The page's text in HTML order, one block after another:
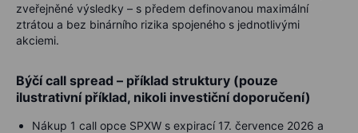
zveřejněné výsledky – s předem definovanou maximální
ztrátou a bez binárního rizika spojeného s jednotlivými
akciemi.
Býčí call spread – příklad struktury (pouze
ilustrativní příklad, nikoli investiční doporučení)
Nákup 1 call opce SPXW s expirací 17. července 2026 a